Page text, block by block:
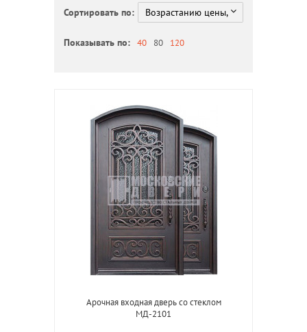
Сортировать по:
Показывать по: 40 80 120
Арочная входная дверь со стеклом
МД-2101